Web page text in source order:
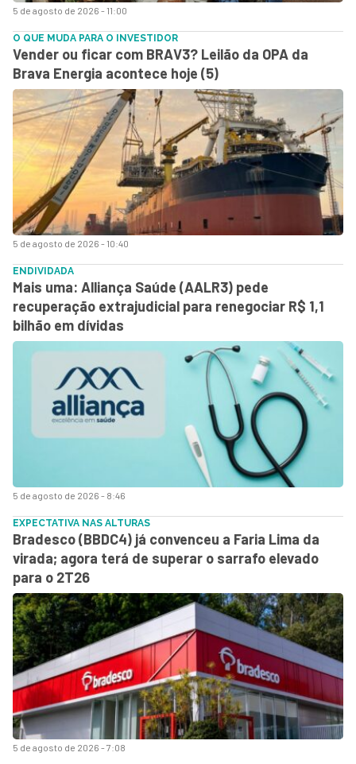
5 de agosto de 2026 - 11:00
5 de agosto de 2026 - 10:40
O QUE MUDA PARA O INVESTIDOR
Vender ou ficar com BRAV3? Leilão da OPA da
Brava Energia acontece hoje (5)
5 de agosto de 2026 - 8:46
ENDIVIDADA
Mais uma: Alliança Saúde (AALR3) pede
recuperação extrajudicial para renegociar R$ 1,1
bilhão em dívidas
5 de agosto de 2026 - 7:08
EXPECTATIVA NAS ALTURAS
Bradesco (BBDC4) já convenceu a Faria Lima da
virada; agora terá de superar o sarrafo elevado
para o 2T26